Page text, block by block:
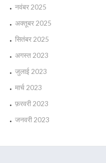
नवंबर 2025
अक्तूबर 2025
सितंबर 2025
अगस्त 2023
जुलाई 2023
मार्च 2023
फ़रवरी 2023
जनवरी 2023